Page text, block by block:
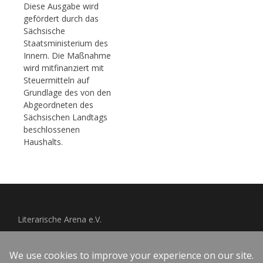
Diese Ausgabe wird
gefördert durch das
Sächsische
Staatsministerium des
Innern. Die Maßnahme
wird mitfinanziert mit
Steuermitteln auf
Grundlage des von den
Abgeordneten des
Sächsischen Landtags
beschlossenen
Haushalts.
Literarische Arena e.V.